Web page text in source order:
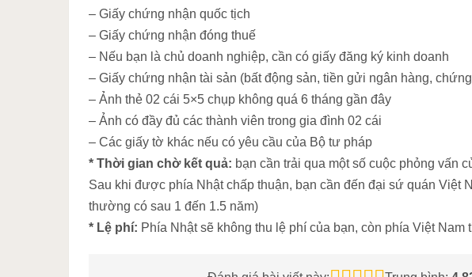
– Giấy chứng nhận quốc tịch
– Giấy chứng nhận đóng thuế
– Nếu bạn là chủ doanh nghiệp, cần có giấy đăng ký kinh doanh
– Giấy chứng nhận tài sản (bất động sản, tiền gửi ngân hàng,
– Ảnh thẻ 02 cái 5×5 chụp không quá 6 tháng gần đây
– Ảnh có đầy đủ các thành viên trong gia đình 02 cái
– Các giấy tờ khác nếu có yêu cầu của Bộ tư pháp
* Thời gian chờ kết quả: bạn cần trải qua một số cuộc phỏng vấn
Sau khi được phía Nhật chấp thuận, bạn cần đến đại sứ quán Việt
thường có sau 1 đến 1.5 năm)
* Lệ phí: Phía Nhật sẽ không thu lệ phí của bạn, còn phía Việt Nam